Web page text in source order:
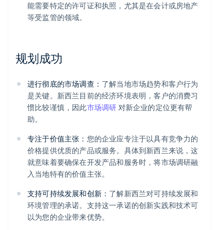
能需要特定的许可证和执照，尤其是在会计或房地产
等受监管的领域。
规划成功
进行彻底的市场调查： 了解当地市场趋势和客户行为
是关键。新西兰目前的经济环境表明，客户的消费习
惯比较谨慎，因此市场调研 对新企业的定位更有帮
助。
专注于价值主张： 您的企业应专注于以具有竞争力的
价格提供优质的产品或服务。具体到新西兰来说，这
就意味着要确保在开发产品和服务时，将市场调研融
入当地特有的价值主张。
支持可持续发展和创新： 了解新西兰对可持续发展和
环境管理的承诺。支持这一承诺的创新实践和技术可
以为您的企业带来优势。